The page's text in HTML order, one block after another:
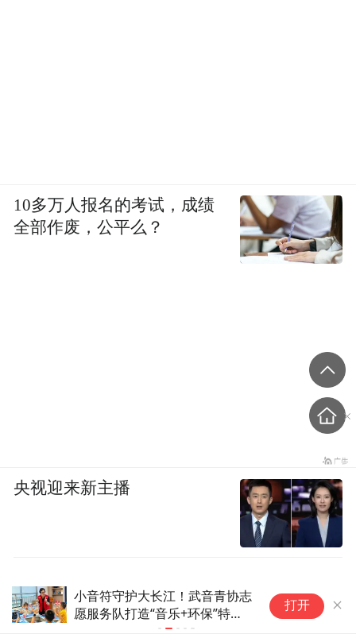
若必须从军，你更愿意在大唐当
兵还是在宋朝从军？
长
打开
10多万人报名的考试，成绩
全部作废，公平么？
央视迎来新主播